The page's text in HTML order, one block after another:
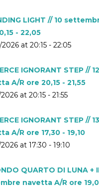
LIGHT // 10
- 22,05
at 20:15 - 22:05
IGNORANT STEP //
A/R ore 20,15 - 21,55
at 20:15 - 21:55
IGNORANT STEP //
A/R ore 17,30 - 19,10
at 17:30 - 19:10
QUARTO DI LUNA +
navetta A/R ore